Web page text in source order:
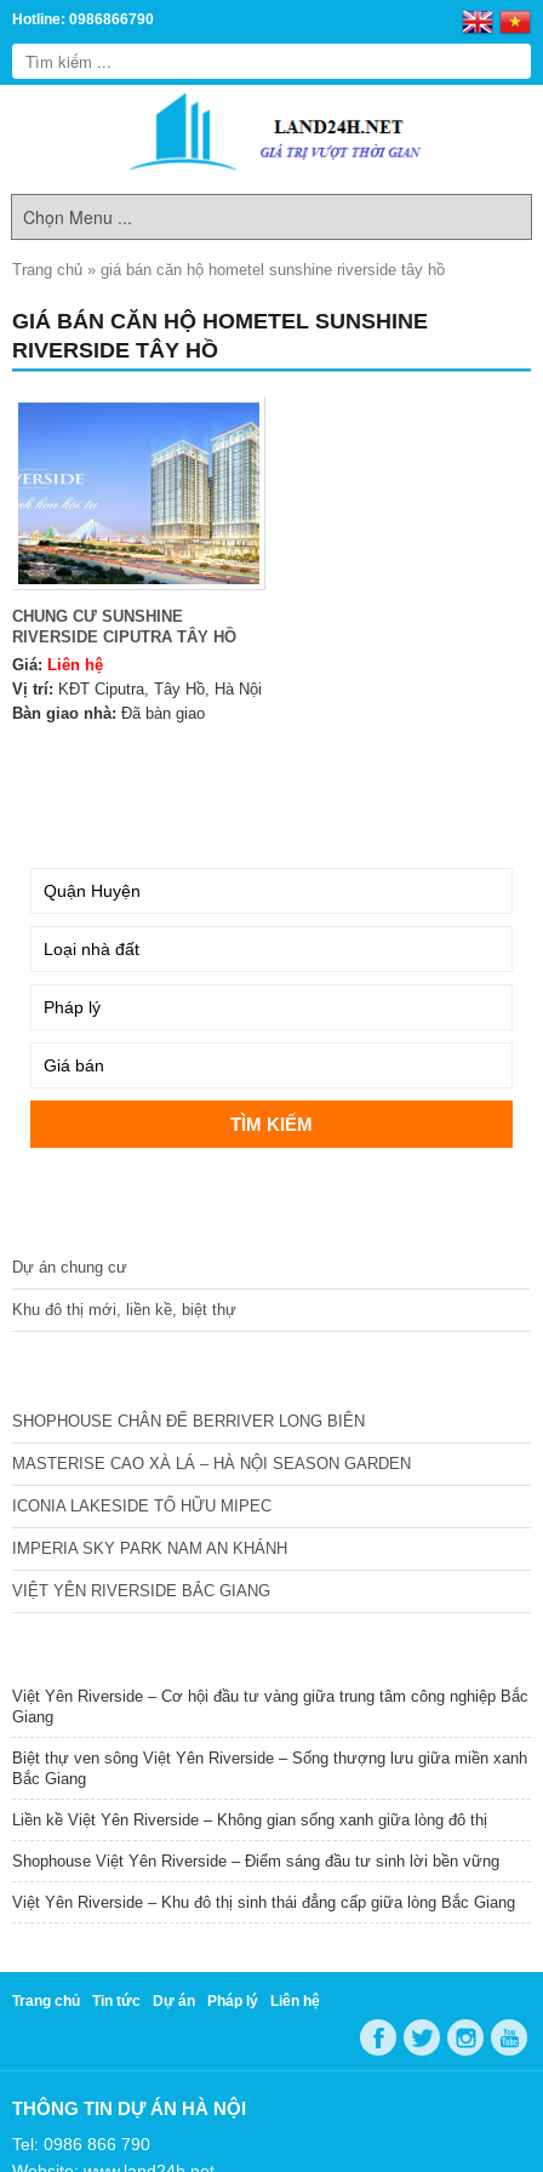
Hotline: 0986866790
Trang chủ » giá bán căn hộ hometel sunshine riverside tây hồ
GIÁ BÁN CĂN HỘ HOMETEL SUNSHINE
RIVERSIDE TÂY HỒ
CHUNG CƯ SUNSHINE
RIVERSIDE CIPUTRA TÂY HỒ
Giá: Liên hệ
Vị trí: KĐT Ciputra, Tây Hồ, Hà Nội
Bàn giao nhà: Đã bàn giao
Dự án chung cư
Khu đô thị mới, liền kề, biệt thự
SHOPHOUSE CHÂN ĐẾ BERRIVER LONG BIÊN
MASTERISE CAO XÀ LÁ – HÀ NỘI SEASON GARDEN
ICONIA LAKESIDE TỐ HỮU MIPEC
IMPERIA SKY PARK NAM AN KHÁNH
VIỆT YÊN RIVERSIDE BẮC GIANG
Việt Yên Riverside – Cơ hội đầu tư vàng giữa trung tâm công nghiệp Bắc
Giang
Biệt thự ven sông Việt Yên Riverside – Sống thượng lưu giữa miền xanh
Bắc Giang
Liền kề Việt Yên Riverside – Không gian sống xanh giữa lòng đô thị
Shophouse Việt Yên Riverside – Điểm sáng đầu tư sinh lời bền vững
Việt Yên Riverside – Khu đô thị sinh thái đẳng cấp giữa lòng Bắc Giang
Trang chủ Tin tức Dự án Pháp lý Liên hệ
THÔNG TIN DỰ ÁN HÀ NỘI
Tel: 0986 866 790